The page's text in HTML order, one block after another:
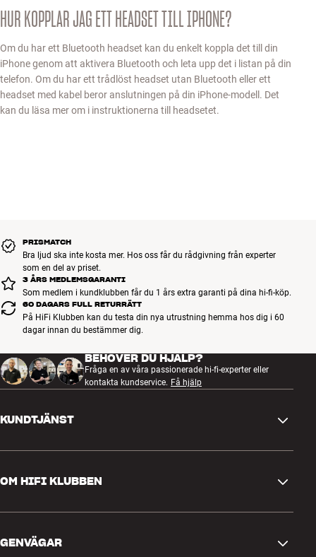
HUR KOPPLAR JAG ETT HEADSET TILL IPHONE?
Om du har ett Bluetooth headset kan du enkelt koppla det till din
iPhone genom att aktivera Bluetooth och leta upp det i listan på din
telefon. Om du har ett trådlöst headset utan Bluetooth eller ett
headset med kabel beror anslutningen på din iPhone-modell. Det
kan du läsa mer om i instruktionerna till headsetet.
PRISMATCH
Bra ljud ska inte kosta mer. Hos oss får du rådgivning från experter
som en del av priset.
3 ÅRS MEDLEMSGARANTI
Som medlem i kundklubben får du 1 års extra garanti på dina hi-fi-köp.
60 DAGARS FULL RETURRÄTT
På HiFi Klubben kan du testa din nya utrustning hemma hos dig i 60
dagar innan du bestämmer dig.
BEHÖVER DU HJÄLP?
Fråga en av våra passionerade hi-fi-experter eller
kontakta kundservice. Få hjälp
KUNDTJÄNST
Retur och reklamation
Ångra beställning
OM HIFI KLUBBEN
GENVÄGAR